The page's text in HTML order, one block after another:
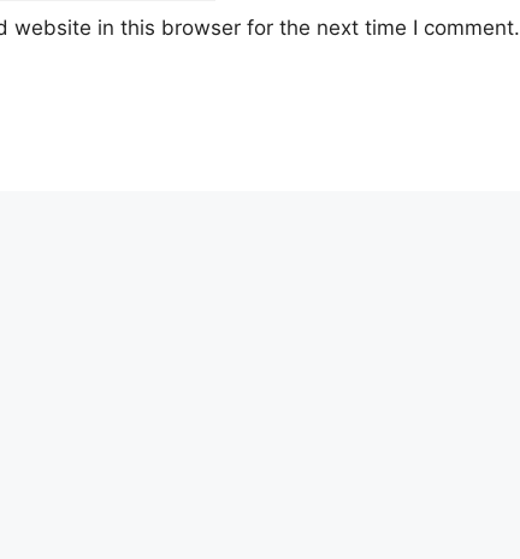
website in this browser for the next time I comment.